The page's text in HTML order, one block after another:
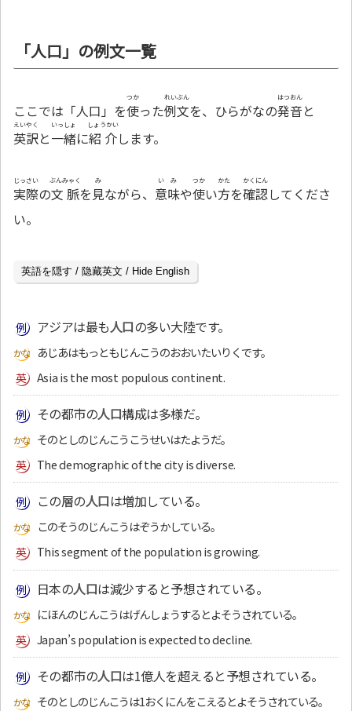
「人口」の例文一覧
ここでは「人口」を使
つか
った例文
れいぶん
を、ひらがなの発音
はつおん
と
英訳
えいやく
と一緒
いっしょ
に紹介
しょうかい
します。
実際
じっさい
の文脈
ぶんみゃく
を見
み
ながら、 意味
いみ
や使
つか
い方
かた
を確認
かくにん
してくださ
い。
英語を隠す / 隐藏英文 / Hide English
アジアは最も人口の多い大陸です。
あじあはもっともじんこうのおおいたいりくです。
Asia is the most populous continent.
その都市の人口構成は多様だ。
そのとしのじんこうこうせいはたようだ。
The demographic of the city is diverse.
この層の人口は増加している。
このそうのじんこうはぞうかしている。
This segment of the population is growing.
日本の人口は減少すると予想されている。
にほんのじんこうはげんしょうするとよそうされている。
Japan’s population is expected to decline.
その都市の人口は1億人を超えると予想されている。
そのとしのじんこうは1おくにんをこえるとよそうされている。